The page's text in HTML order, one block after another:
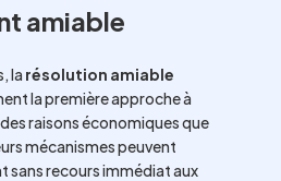
amiable
la résolution amiable
la première approche à
raisons économiques que
mécanismes peuvent
sans recours immédiat aux